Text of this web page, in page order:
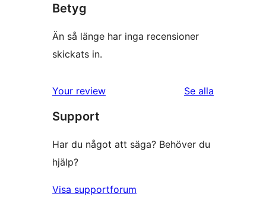
Betyg
Än så länge har inga recensioner
skickats in.
Your review Se alla
Support
Har du något att säga? Behöver du
hjälp?
Visa supportforum